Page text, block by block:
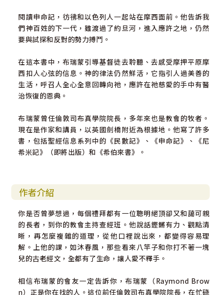
閱讀申命記，彷彿和以色列人一起站在摩西面前。他告訴我
們神百姓的下一代，雖渡過了約旦河，進入應許之地，仍然
要與試探和反對的勢力搏鬥。
在這本書中，布瑞蒙引導基督徒去聆聽、去感受摩押平原摩
西扣人心弦的信息。神的律法仍然鮮活，它指引人過美善的
生活，呼召人全心全意回轉向祂，應許在祂慈愛的手中有醫
治恢復的恩典。
布瑞蒙曾任倫敦司布真學院院長，多年來也是教會的牧者。
現在是作家和講員，以英國劍橋附近為根據地。他寫了許多
書，包括聖經信息系列中的《民數記》、《申命記》、《尼
希米記》（即將出版）和《希伯來書》。
作者介紹
你是否曾夢想過，每個禮拜都有一位聰明絕頂卻又和藹可親
的長者，到你的教會主持查經班。他說話鏗鏘有力、觀點清
晰，再怎麼複雜的道理，從他口裡說出來，都變得容易理
解。上他的課，如沐春風，那些看來八竿子和你打不著一塊
兒的古老經文，全都有了生命，讓人愛不釋手。
相信布瑞蒙的會友一定告訴你，布瑞蒙（Raymond Brow
n）正是你在找的人。這位前任倫敦司布真學院院長，在忙碌